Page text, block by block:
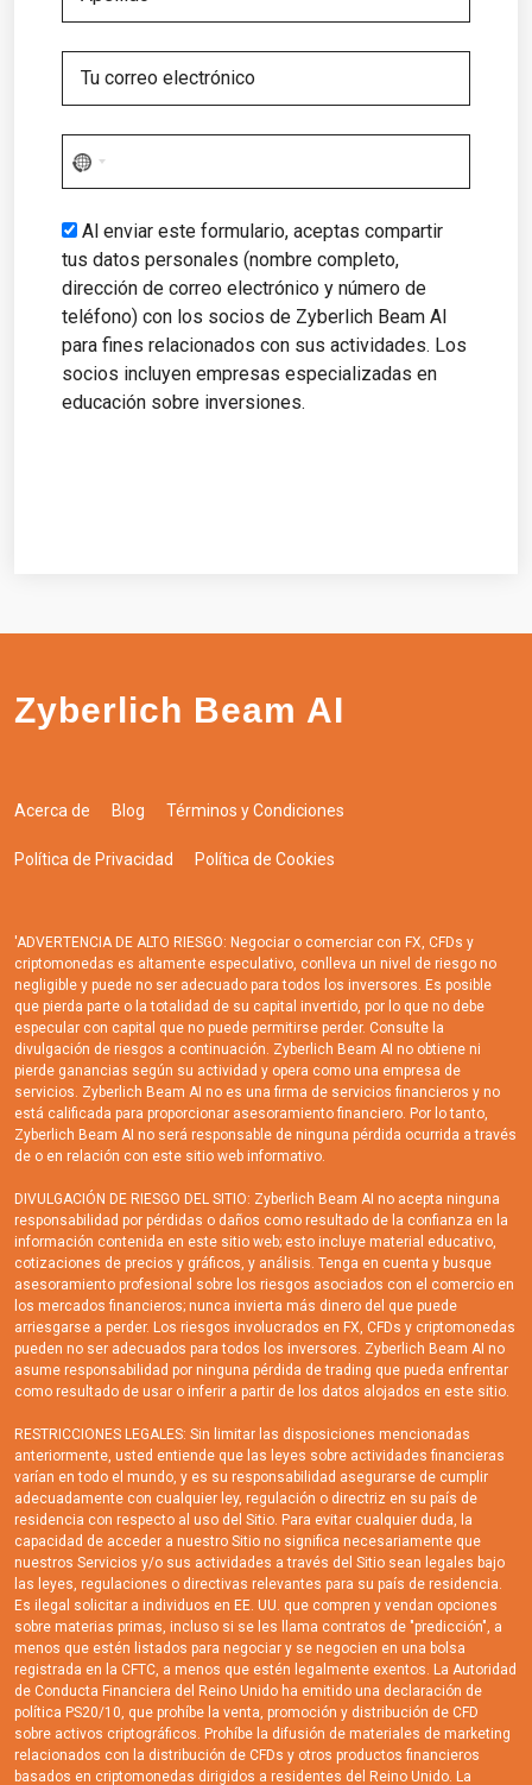
No
country
selected
Al enviar este formulario, aceptas compartir
tus datos personales (nombre completo,
dirección de correo electrónico y número de
teléfono) con los socios de Zyberlich Beam AI
para fines relacionados con sus actividades. Los
socios incluyen empresas especializadas en
educación sobre inversiones.
Zyberlich Beam AI
Acerca de Blog Términos y Condiciones
Política de Privacidad Política de Cookies
'ADVERTENCIA DE ALTO RIESGO: Negociar o comerciar con FX, CFDs y
criptomonedas es altamente especulativo, conlleva un nivel de riesgo no
negligible y puede no ser adecuado para todos los inversores. Es posible
que pierda parte o la totalidad de su capital invertido, por lo que no debe
especular con capital que no puede permitirse perder. Consulte la
divulgación de riesgos a continuación. Zyberlich Beam AI no obtiene ni
pierde ganancias según su actividad y opera como una empresa de
servicios. Zyberlich Beam AI no es una firma de servicios financieros y no
está calificada para proporcionar asesoramiento financiero. Por lo tanto,
Zyberlich Beam AI no será responsable de ninguna pérdida ocurrida a través
de o en relación con este sitio web informativo.
DIVULGACIÓN DE RIESGO DEL SITIO: Zyberlich Beam AI no acepta ninguna
responsabilidad por pérdidas o daños como resultado de la confianza en la
información contenida en este sitio web; esto incluye material educativo,
cotizaciones de precios y gráficos, y análisis. Tenga en cuenta y busque
asesoramiento profesional sobre los riesgos asociados con el comercio en
los mercados financieros; nunca invierta más dinero del que puede
arriesgarse a perder. Los riesgos involucrados en FX, CFDs y criptomonedas
pueden no ser adecuados para todos los inversores. Zyberlich Beam AI no
asume responsabilidad por ninguna pérdida de trading que pueda enfrentar
como resultado de usar o inferir a partir de los datos alojados en este sitio.
RESTRICCIONES LEGALES: Sin limitar las disposiciones mencionadas
anteriormente, usted entiende que las leyes sobre actividades financieras
varían en todo el mundo, y es su responsabilidad asegurarse de cumplir
adecuadamente con cualquier ley, regulación o directriz en su país de
residencia con respecto al uso del Sitio. Para evitar cualquier duda, la
capacidad de acceder a nuestro Sitio no significa necesariamente que
nuestros Servicios y/o sus actividades a través del Sitio sean legales bajo
las leyes, regulaciones o directivas relevantes para su país de residencia.
Es ilegal solicitar a individuos en EE. UU. que compren y vendan opciones
sobre materias primas, incluso si se les llama contratos de "predicción", a
menos que estén listados para negociar y se negocien en una bolsa
registrada en la CFTC, a menos que estén legalmente exentos. La Autoridad
de Conducta Financiera del Reino Unido ha emitido una declaración de
política PS20/10, que prohíbe la venta, promoción y distribución de CFD
sobre activos criptográficos. Prohíbe la difusión de materiales de marketing
relacionados con la distribución de CFDs y otros productos financieros
basados en criptomonedas dirigidos a residentes del Reino Unido. La